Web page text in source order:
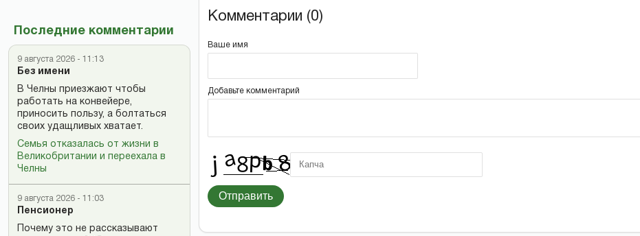
Последние комментарии
9 августа 2026 - 11:13
Без имени
В Челны приезжают чтобы
работать на конвейере,
приносить пользу, а болтаться
своих удащливых хватает.
Семья отказалась от жизни в
Великобритании и переехала в
Челны
9 августа 2026 - 11:03
Пенсионер
Почему это не рассказывают
Комментарии (0)
Ваше имя
Добавьте комментарий
Отправить